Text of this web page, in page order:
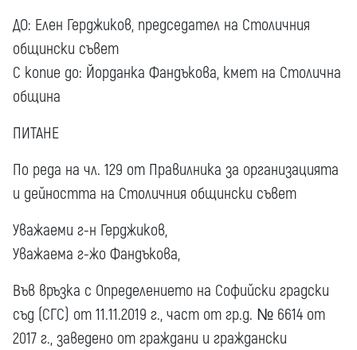
ДО: Елен Герджиков, председател на Столичния
общински съвет
С копие до: Йорданка Фандъкова, кмет на Столична
община
ПИТАНЕ
По реда на чл. 129 от Правилника за организацията
и дейността на Столичния общински съвет
Уважаеми г-н Герджиков,
Уважаема г-жо Фандъкова,
Във връзка с Определението на Софийски градски
съд (СГС) от 11.11.2019 г., част от гр.д. № 6614 от
2017 г., заведено от граждани и граждански